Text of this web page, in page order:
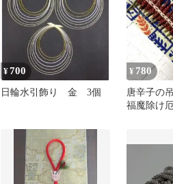
¥700
日輪水引飾り 金 3個
¥ 780
唐辛子の
福魔除け